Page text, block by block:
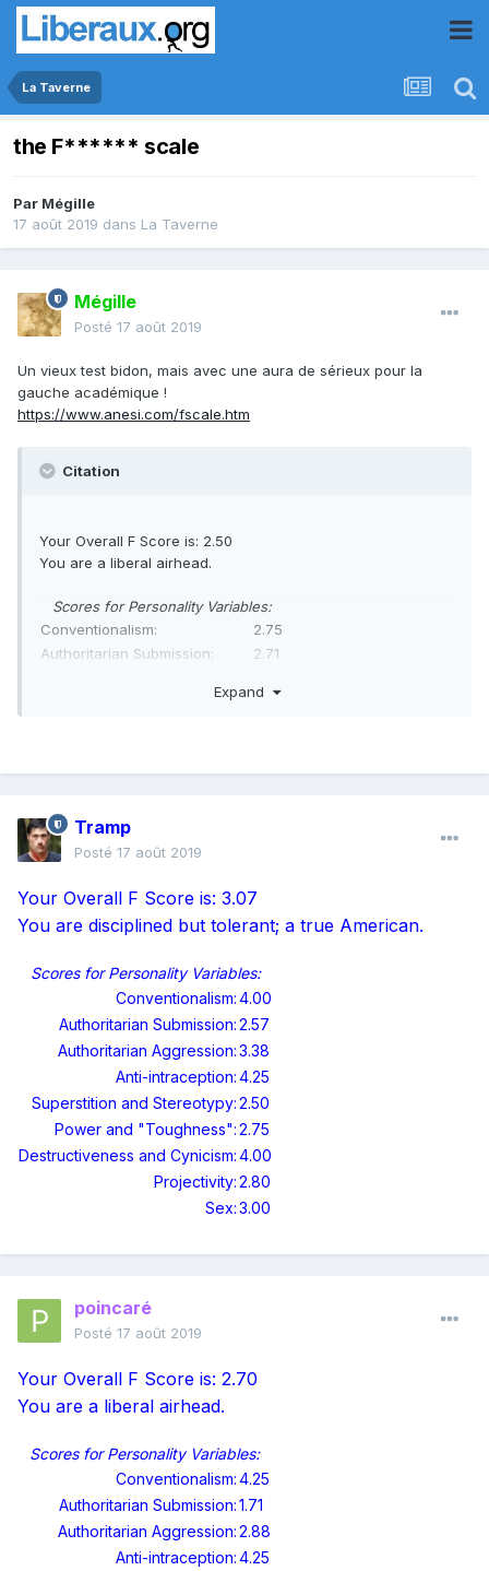
La Taverne
the F****** scale
Par Mégille
17 août 2019 dans La Taverne
Mégille
Posté 17 août 2019
Un vieux test bidon, mais avec une aura de sérieux pour la
gauche académique !
https://www.anesi.com/fscale.htm
Citation
Your Overall F Score is: 2.50
You are a liberal airhead.
Scores for Personality Variables:
Conventionalism:
2.75
Authoritarian Submission:
2.71
3.00
Destructiveness and Cynicism:4.00
Sex:
Expand
Tramp
Posté 17 août 2019
Your Overall F Score is: 3.07
You are disciplined but tolerant; a true American.
Scores for Personality Variables:
Conventionalism:4.00
Authoritarian Submission:2.57
Authoritarian Aggression:3.38
Anti-intraception:4.25
Superstition and Stereotypy:2.50
Power and "Toughness":2.75
Destructiveness and Cynicism:4.00
Projectivity:2.80
Sex:3.00
poincaré
Posté 17 août 2019
Your Overall F Score is: 2.70
You are a liberal airhead.
Scores for Personality Variables:
Conventionalism:4.25
Authoritarian Submission:1.71
Authoritarian Aggression:2.88
Anti-intraception:4.25